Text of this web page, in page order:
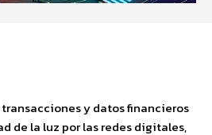
transacciones y datos financieros
de la luz por las redes digitales,